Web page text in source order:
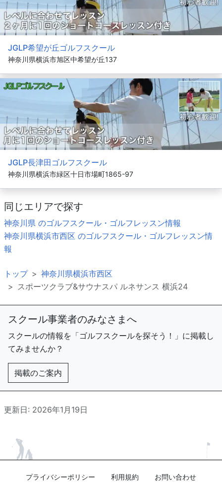
JGLP希望が丘ゴルフスクール
神奈川県横浜市旭区中希望が丘137
JGLP長津田ゴルフスクール
神奈川県横浜市緑区十日市場町1865-97
同じエリアで探す
神奈川県 のゴルフスクール・ゴルフレッスン情報
神奈川県横浜市西区 のゴルフスクール・ゴルフレッスン情
報
トップ
神奈川県横浜市西区
スポーツクラブ&サウナスパ ルネサンス 横浜24
スクール事業者のみなさまへ
スクールの情報を「ゴルフスクールを探そう！」に掲載し
てみませんか？
掲載のご案内
更新日: 2026年1月19日
プライバシーポリシー 利用規約
お問い合わせ